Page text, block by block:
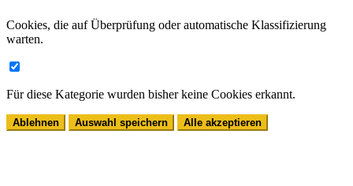
Cookies, die auf Überprüfung oder automatische Klassifizierung
warten.
Für diese Kategorie wurden bisher keine Cookies erkannt.
Ablehnen Auswahl speichern Alle akzeptieren